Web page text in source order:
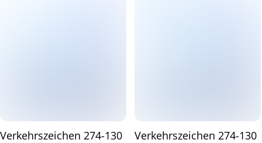
Verkehrszeichen 274-130
Verkehrszeichen 274-130